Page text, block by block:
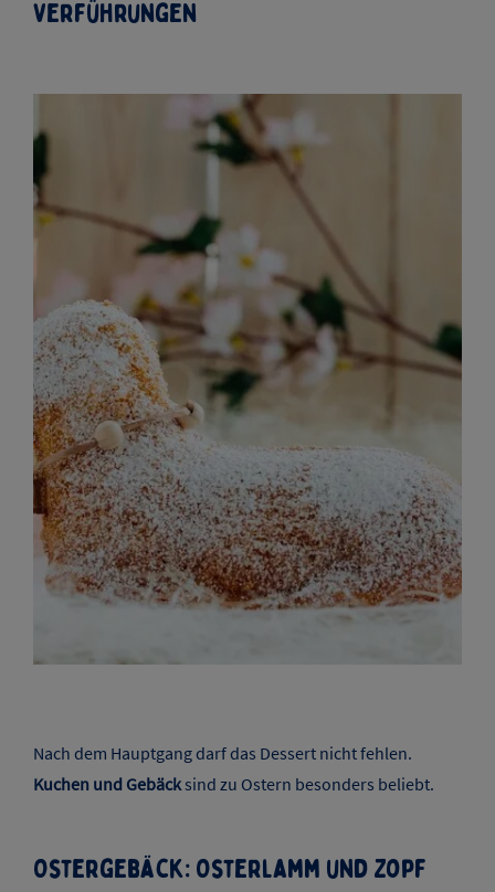
Spargelrisotto, Spargel Quiche oder Spargelpasta.
Nussbraten mit Pilzrahmsauce.
Vegetarische Lasagne mit saisonalem Gemüse.
Kartoffelsalat mit Linsen und Apfel
Osterdessert Ideen: Süße
Verführungen